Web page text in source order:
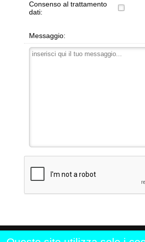
Consenso al trattamento
dati:
Messaggio: